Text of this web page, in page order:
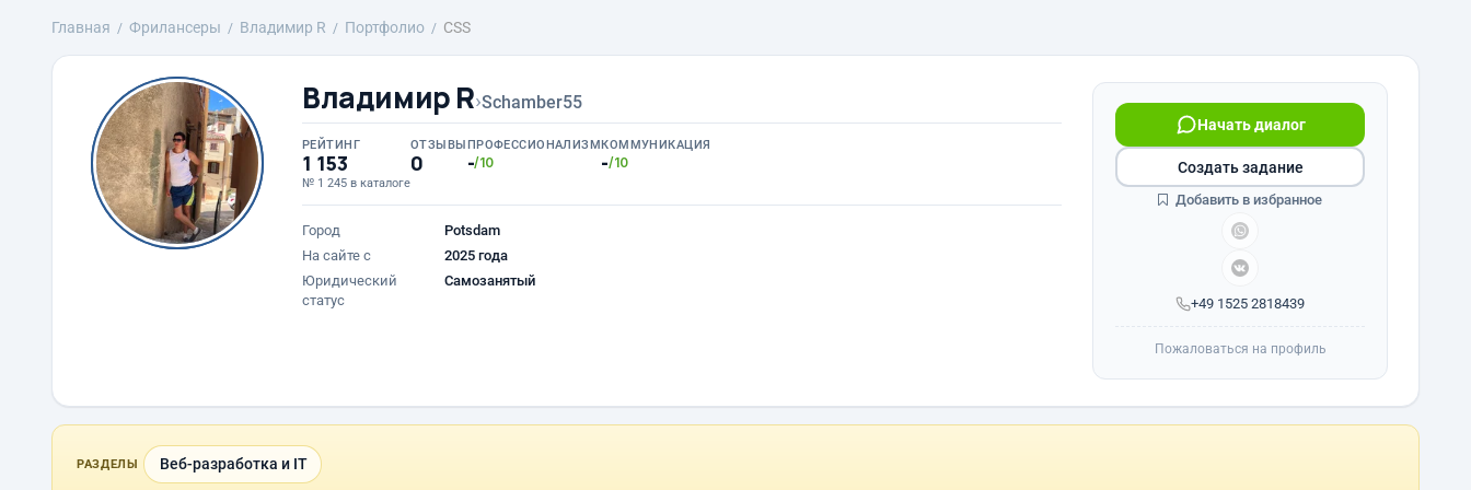
Главная Фрилансеры Владимир R Портфолио CSS
Владимир R›Schamber55
РЕЙТИНГ
1 153
№ 1 245 в каталоге
ОТЗЫВЫ
0
ПРОФЕССИОНАЛИЗМ
-/10
КОММУНИКАЦИЯ
-/10
Город
Potsdam
На сайте с
2025 года
Юридический
статус
Самозанятый
+49 1525 2818439
Начать диалог
Создать задание
Добавить в избранное
Пожаловаться на профиль
РАЗДЕЛЫ Веб-разработка и IT